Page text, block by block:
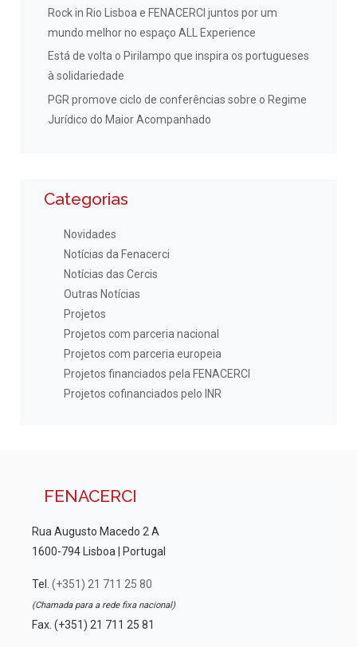
Rock in Rio Lisboa e FENACERCI juntos por um
mundo melhor no espaço ALL Experience
Está de volta o Pirilampo que inspira os portugueses
à solidariedade
PGR promove ciclo de conferências sobre o Regime
Jurídico do Maior Acompanhado
Categorias
Novidades
Notícias da Fenacerci
Notícias das Cercis
Outras Notícias
Projetos
Projetos com parceria nacional
Projetos com parceria europeia
Projetos financiados pela FENACERCI
Projetos cofinanciados pelo INR
FENACERCI
Rua Augusto Macedo 2 A
1600-794 Lisboa | Portugal
Tel. (+351) 21 711 25 80
(Chamada para a rede fixa nacional)
Fax. (+351) 21 711 25 81